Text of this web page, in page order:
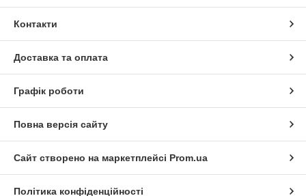
Контакти
Доставка та оплата
Графік роботи
Повна версія сайту
Сайт створено на маркетплейсі Prom.ua
Політика конфіденційності